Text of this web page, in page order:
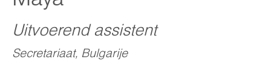
Uitvoerend assistent
Secretariaat, Bulgarije